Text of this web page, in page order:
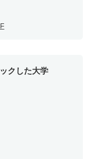
クした大学